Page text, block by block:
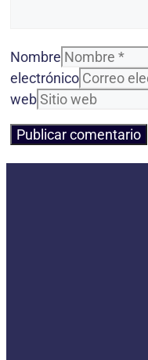
Nombre
electrónico
web